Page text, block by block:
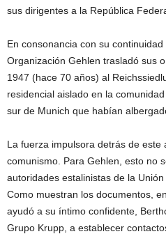
sus dirigentes a la República
En consonancia con su
Organización Gehlen trasladó sus
1947 (hace 70 años) al
residencial aislado en la
sur de Munich que habían
La fuerza impulsora detrás de
comunismo. Para Gehlen, esto no
autoridades estalinistas de la
Como muestran los documentos,
ayudó a su íntimo confidente,
Grupo Krupp, a establecer